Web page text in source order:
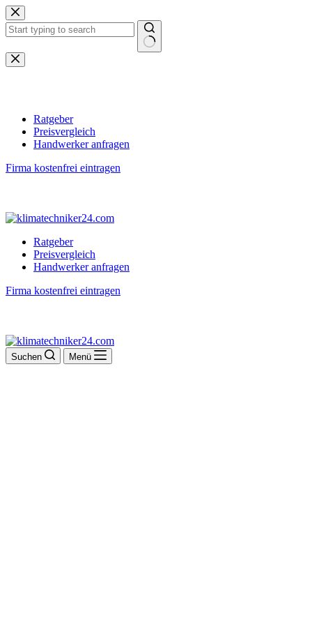
Zum
Inhalt
springen
Keine
Ergebnisse
Ratgeber
Preisvergleich
Handwerker anfragen
Firma kostenfrei eintragen
Ratgeber
Preisvergleich
Handwerker anfragen
Firma kostenfrei eintragen
Suchen Menü